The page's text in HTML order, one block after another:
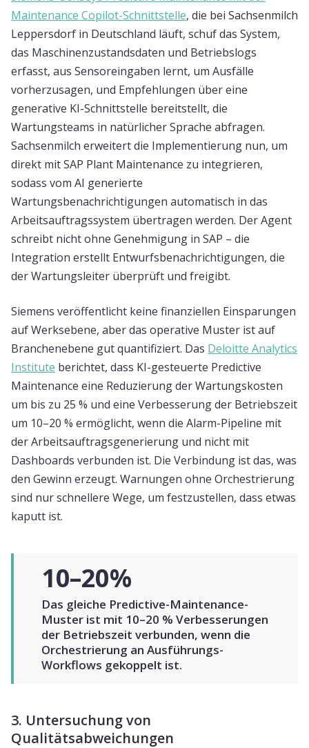
Maintenance Copilot-Schnittstelle, die bei Sachsenmilch
Leppersdorf in Deutschland läuft, schuf das System,
das Maschinenzustandsdaten und Betriebslogs
erfasst, aus Sensoreingaben lernt, um Ausfälle
vorherzusagen, und Empfehlungen über eine
generative KI-Schnittstelle bereitstellt, die
Wartungsteams in natürlicher Sprache abfragen.
Sachsenmilch erweitert die Implementierung nun, um
direkt mit SAP Plant Maintenance zu integrieren,
sodass vom AI generierte
Wartungsbenachrichtigungen automatisch in das
Arbeitsauftragssystem übertragen werden. Der Agent
schreibt nicht ohne Genehmigung in SAP – die
Integration erstellt Entwurfsbenachrichtigungen, die
der Wartungsleiter überprüft und freigibt.
Siemens veröffentlicht keine finanziellen Einsparungen
auf Werksebene, aber das operative Muster ist auf
Branchenebene gut quantifiziert. Das Deloitte Analytics
Institute berichtet, dass KI-gesteuerte Predictive
Maintenance eine Reduzierung der Wartungskosten
um bis zu 25 % und eine Verbesserung der Betriebszeit
um 10–20 % ermöglicht, wenn die Alarm-Pipeline mit
der Arbeitsauftragsgenerierung und nicht mit
Dashboards verbunden ist. Die Verbindung ist das, was
den Gewinn erzeugt. Warnungen ohne Orchestrierung
sind nur schnellere Wege, um festzustellen, dass etwas
kaputt ist.
10–20%
Das gleiche Predictive-Maintenance-
Muster ist mit 10–20 % Verbesserungen
der Betriebszeit verbunden, wenn die
Orchestrierung an Ausführungs-
Workflows gekoppelt ist.
3. Untersuchung von
Qualitätsabweichungen